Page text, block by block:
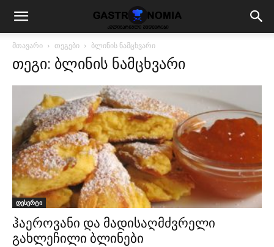
მთავარი თეგები ბლინის ნამცხვარი
თეგი: ბლინის ნამცხვარი
დესერტი
ჰაეროვანი და მადისაღმძვრელი
გახლეჩილი ბლინები